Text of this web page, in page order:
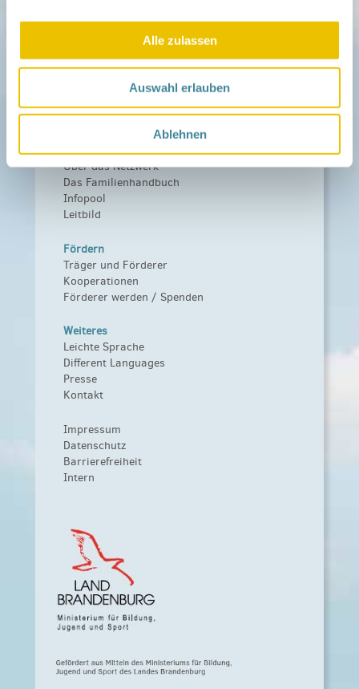
Alle zulassen
Auswahl erlauben
Ablehnen
Familien ehrenamtlich begleiten
Netzwerk-Kompass
Aktuelle Termine
Netzwerk
Über das Netzwerk
Das Familienhandbuch
Infopool
Leitbild
Fördern
Träger und Förderer
Kooperationen
Förderer werden / Spenden
Weiteres
Leichte Sprache
Different Languages
Presse
Kontakt
Impressum
Datenschutz
Barrierefreiheit
Intern